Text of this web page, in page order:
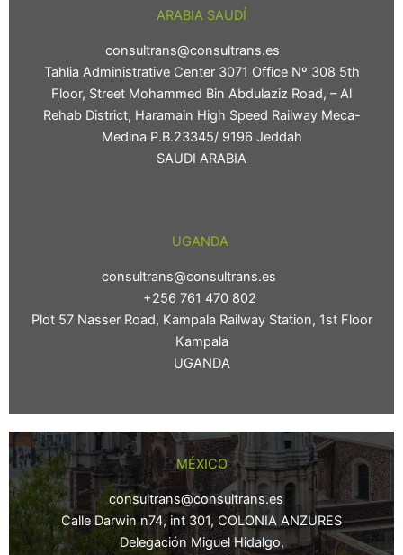
ARABIA SAUDÍ
consultrans@consultrans.es
Tahlia Administrative Center 3071 Office Nº 308 5th
Floor, Street Mohammed Bin Abdulaziz Road, – Al
Rehab District, Haramain High Speed Railway Meca-
Medina P.B.23345/ 9196 Jeddah
SAUDI ARABIA
UGANDA
consultrans@consultrans.es
+256 761 470 802
Plot 57 Nasser Road, Kampala Railway Station, 1st Floor
Kampala
UGANDA
MÉXICO
consultrans@consultrans.es
Calle Darwin n74, int 301, COLONIA ANZURES
Delegación Miguel Hidalgo,